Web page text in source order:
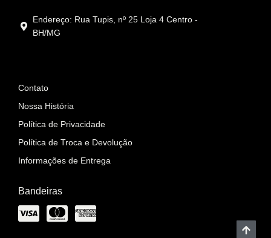
Endereço: Rua Tupis, nº 25 Loja 4 Centro -
BH/MG
Contato
Nossa História
Política de Privacidade
Política de Troca e Devolução
Informações de Entrega
Bandeiras